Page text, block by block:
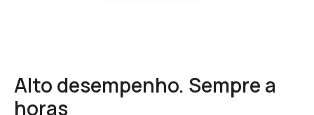
Alto desempenho. Sempre a
horas